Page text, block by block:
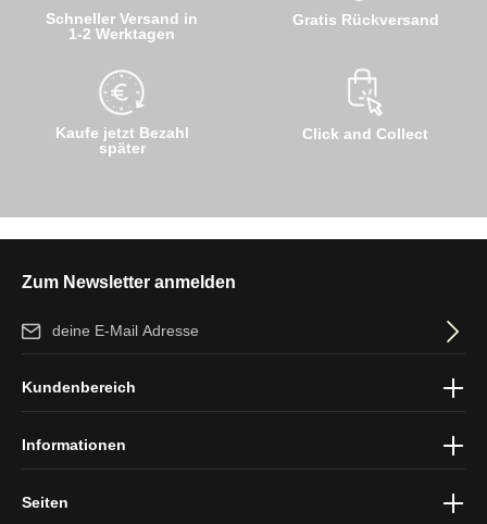
Schneller Versand in
1-2 Werktagen
Kaufe jetzt Bezahl
später
Gratis Rückversand
Click and Collect
Zum Newsletter anmelden
E-Mail-Adresse*
und dieAGBgelesen und bin mit ihnen einverstanden.
Kundenbereich
Informationen
Seiten